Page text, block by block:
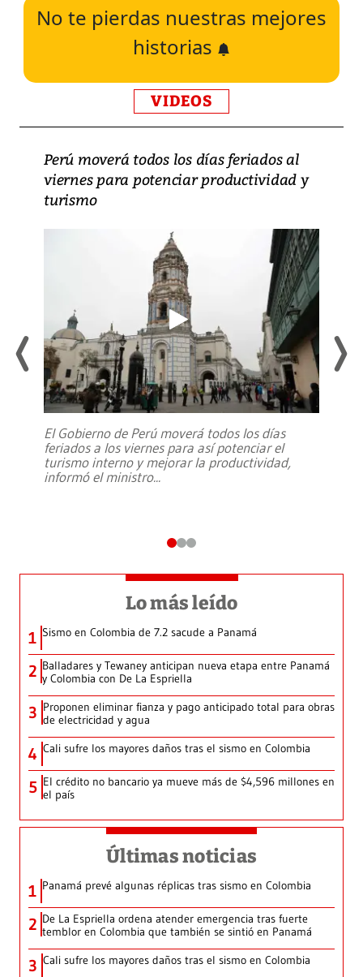
No te pierdas nuestras mejores
historias
VIDEOS
Perú moverá todos los días feriados al
viernes para potenciar productividad y
turismo
El Gobierno de Perú moverá todos los días
feriados a los viernes para así potenciar el
turismo interno y mejorar la productividad,
informó el ministro...
Lo más leído
1 Sismo en Colombia de 7.2 sacude a Panamá
2 Balladares y Tewaney anticipan nueva etapa entre Panamá
y Colombia con De La Espriella
3 Proponen eliminar fianza y pago anticipado total para obras
de electricidad y agua
4 Cali sufre los mayores daños tras el sismo en Colombia
5 El crédito no bancario ya mueve más de $4,596 millones en
el país
Últimas noticias
1 Panamá prevé algunas réplicas tras sismo en Colombia
2 De La Espriella ordena atender emergencia tras fuerte
temblor en Colombia que también se sintió en Panamá
3 Cali sufre los mayores daños tras el sismo en Colombia